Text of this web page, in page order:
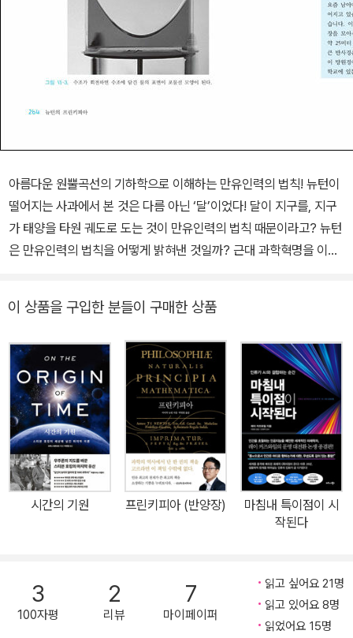
아름다운 원뿔곡선의 기하학으로 이해하는 만유인력의 법칙! 뉴턴이
떨어지는 사과에서 본 것은 다름 아닌 ‘달’이었다! 달이 지구를, 지구
가 태양을 타원 궤도로 도는 것이 만유인력의 법칙 때문이라고? 뉴턴
은 만유인력의 법칙을 어떻게 밝혀낸 것일까? 근대 과학혁명을 이끈
작! 『프린키피아』를 기하학으로 해석하다 신간 『뉴턴의 프린키피아:
세상에서 가장 아름다운 기하학』은 아인슈타인 이전의 중력 이론이
라고 할 수 있는 뉴턴의 만유인력의 법칙을 기하학으로 쉽게 풀어서
쓴 책이다. 17세기에 뉴턴은 ‘행성의 공전 궤도가 원뿔곡선이면 태양
과 행성 사이의 중력은 역제곱의 법칙을 따른다’라는 사실을 처음으
로 증명해냈다. 역제곱의 법칙은 만유인력의 법칙에서 힘이 태양과
행성 사이의 거리의 제곱에 반비례한다는 것이다. 뉴턴은 이 내용을
『자연 철학의 수학적 원리(Philosophiae Naturalis Principia Mat
hematica)』, 즉 우리가 『프린키피아』라고 알고 있는 책에 기하학 방
식으로 저술하여 고전 물리학의 새로운 장을 열었다. 일반적으로 우
학 방식으로 만유인력의 법칙을 풀어 썼다. 위대한 과학자 뉴턴이 발
견한 물리학 법칙의 백미는 만유인력의 법칙이다. “우주의 모든 질량
을 가진 물체가 거리의 제곱에 반비례하는 힘으로 서로 잡아당기고
이 상품을 구입한 분들이 구매한 상품
시간의 기원 프린키피아 (반양장)
마침내 특이점이 시
작된다
3
100자평
2
리뷰
7
마이페이퍼
읽고 싶어요 21명
읽고 있어요 8명
읽었어요 15명